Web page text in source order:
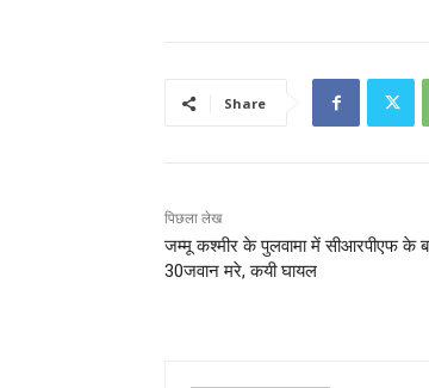
Share
पिछला लेख
जम्मू कश्मीर के पुलवामा में सीआरपीएफ के
30जवान मरे, कयी घायल